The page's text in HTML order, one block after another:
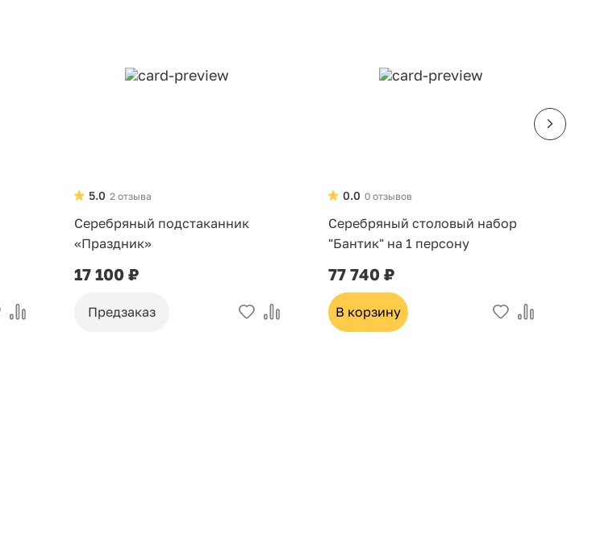
2 отзыва
5.0
Серебряный подстаканник
«Праздник»
17 100 ₽
Предзаказ
0 отзывов
0.0
Серебряный столовый набор
"Бантик" на 1 персону
77 740 ₽
В корзину